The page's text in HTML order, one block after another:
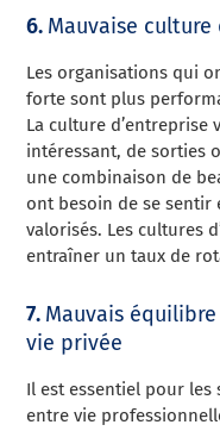
6. Mauvaise
Les organisations qui
forte sont plus
La culture d’entreprise
intéressant, de sorties
une combinaison de
ont besoin de se sentir
valorisés. Les cultures
entraîner un taux de
7. Mauvais
vie privée
Il est essentiel pour
entre vie